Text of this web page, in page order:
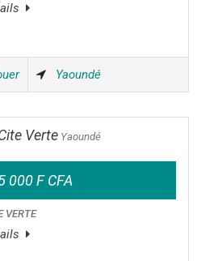
Yaoundé
Verte Yaoundé
000 F CFA
VERTE